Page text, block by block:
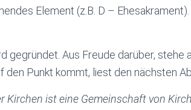
Element (z.B. D –
gegründet. Aus Freude darüber, stehe
den Punkt kommt, liest den nächsten
Kirchen ist eine Gemeinschaft von